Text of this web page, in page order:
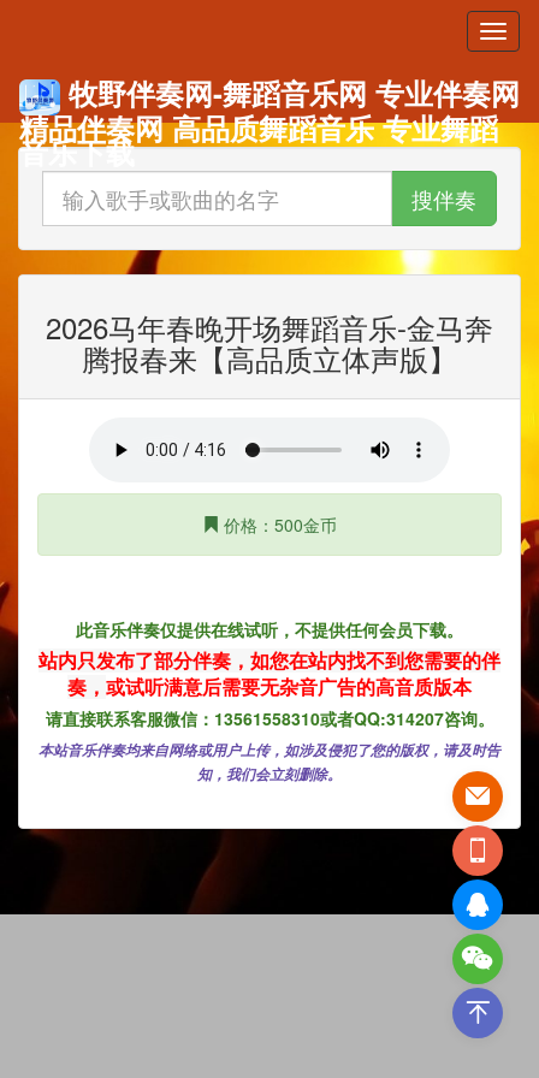
牧野伴奏网-舞蹈音乐网 专业伴奏网
精品伴奏网 高品质舞蹈音乐 专业舞蹈
音乐下载
搜伴奏
2026马年春晚开场舞蹈音乐-金马奔
腾报春来【高品质立体声版】
价格：500金币
此音乐伴奏仅提供在线试听，不提供任何会员下载。
站内只发布了部分伴奏，如您在站内找不到您需要的伴
奏， 或试听满意后需要无杂音广告的高音质版本
请直接联系客服微信：13561558310或者QQ:314207咨询。
本站音乐伴奏均来自网络或用户上传，如涉及侵犯了您的版权，请及时告
知，我们会立刻删除。